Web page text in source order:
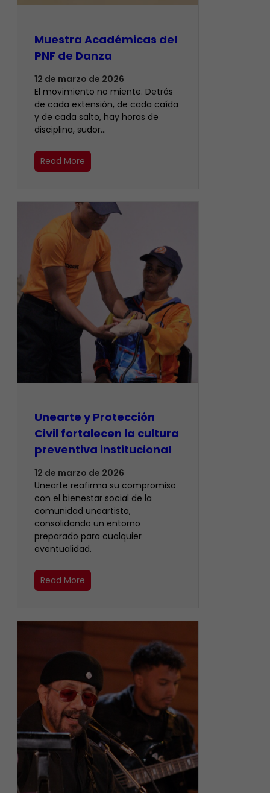
Muestra Académicas del
PNF de Danza
12 de marzo de 2026
El movimiento no miente. Detrás
de cada extensión, de cada caída
y de cada salto, hay horas de
disciplina, sudor…
Read More
Unearte y Protección
Civil fortalecen la cultura
preventiva institucional
12 de marzo de 2026
Unearte reafirma su compromiso
con el bienestar social de la
comunidad uneartista,
consolidando un entorno
preparado para cualquier
eventualidad.
Read More